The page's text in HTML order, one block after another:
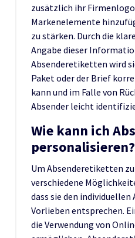
zusätzlich ihr
Markenelemente
zu stärken. Durch die
Angabe dieser
Absenderetiketten wird
Paket oder der Brief
kann und im Falle von
Absender leicht
Wie kann ich
personalisieren?
Um Absenderetiketten
verschiedene
dass sie den
Vorlieben entsprechen.
die Verwendung von